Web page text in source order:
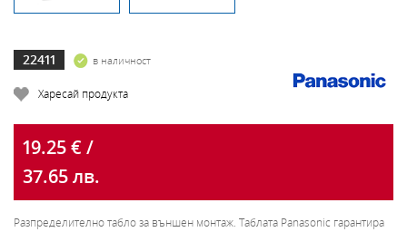
22411 в наличност
Харесай продукта
19.25 € /
37.65 лв.
Разпределително табло за външен монтаж. Таблата Panasonic гарантира